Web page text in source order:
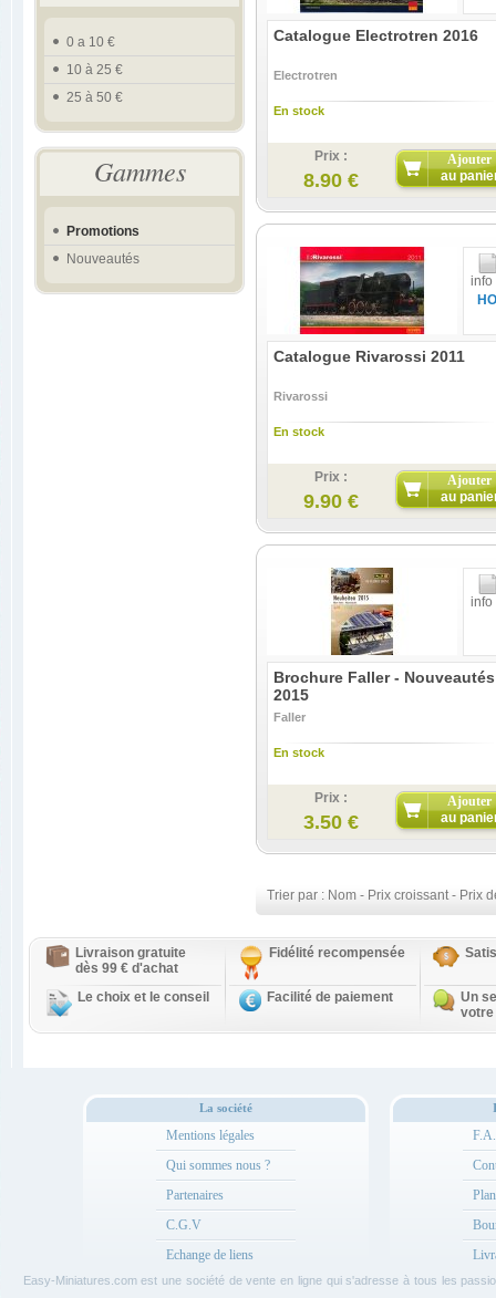
0 a 10 €
10 à 25 €
25 à 50 €
Gammes
Promotions
Nouveautés
Catalogue Electrotren 2016
Electrotren
En stock
Prix :
8.90 €
Ajouter
au
info
HO
Catalogue Rivarossi 2011
Rivarossi
En stock
Prix :
9.90 €
Ajouter
au
info
Brochure Faller - Nouveautés
2015
Faller
En stock
Prix :
3.50 €
Ajouter
au
Trier par : Nom - Prix croissant- Prix
Livraison gratuite
dès 99 € d'achat
Fidélité recompensée
Le choix et le conseil Facilité de paiement
Un
votre
La société
Mentions légales
Qui sommes nous ?
Partenaires
C.G.V
Echange de liens
Easy-Miniatures.com est une société de vente en ligne qui s'adresse à tous les